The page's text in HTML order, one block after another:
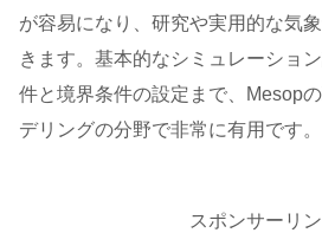
が容易になり、研究や実用的な気
きます。基本的なシミュレーショ
件と境界条件の設定まで、Mesop
デリングの分野で非常に有用です。
スポンサーリ